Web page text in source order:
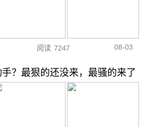
阅读 7247 08-03
？最狠的还没来，最骚的来了